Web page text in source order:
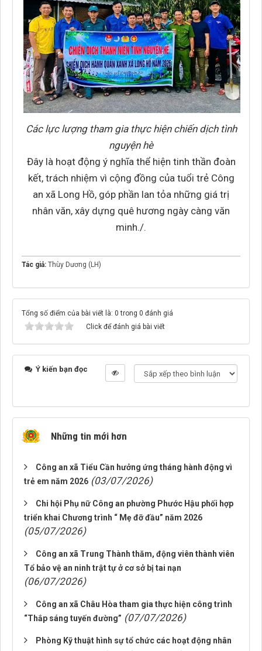
Các lực lượng tham gia thực hiện chiến dịch tình
nguyện hè
Đây là hoạt động ý nghĩa thể hiện tinh thần đoàn
kết, trách nhiệm vì cộng đồng của tuổi trẻ Công
an xã Long Hồ, góp phần lan tỏa những giá trị
nhân văn, xây dựng quê hương ngày càng văn
minh./.
Tác giả: Thùy Dương (LH)
Tổng số điểm của bài viết là: 0 trong 0 đánh giá
Click để đánh giá bài viết
Ý kiến bạn đọc
Những tin mới hơn
Công an xã Tiểu Cần hưởng ứng tháng hành động vì
trẻ em năm 2026 (03/07/2026)
Chi hội Phụ nữ Công an phường Phước Hậu phối hợp
triển khai Chương trình “ Mẹ đỡ đầu” năm 2026
(05/07/2026)
Công an xã Trung Thành thăm, động viên thành viên
Tổ bảo vệ an ninh trật tự ở cơ sở bị tai nạn
(06/07/2026)
Công an xã Châu Hòa tham gia thực hiện công trình
“Thắp sáng tuyến đường” (07/07/2026)
Phòng Kỹ thuật hình sự tổ chức các hoạt động nhân